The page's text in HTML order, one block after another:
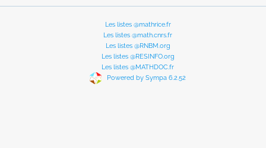
Les listes @mathrice.fr
Les listes @math.cnrs.fr
Les listes @RNBM.org
Les listes @RESINFO.org
Les listes @MATHDOC.fr
Powered by Sympa 6.2.52